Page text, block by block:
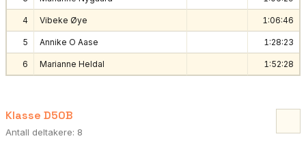
4 Vibeke Øye 1:06:46
5 Annike O Aase 1:28:23
6 Marianne Heldal 1:52:28
Klasse D50B
Antall deltakere: 8